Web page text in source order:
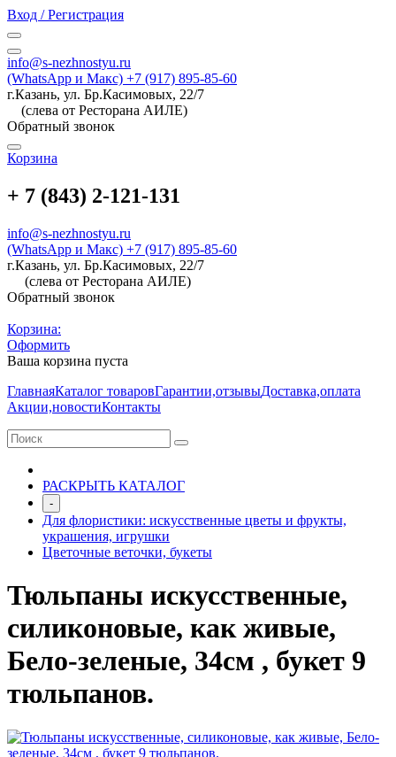
Вход / Регистрация
info@s-nezhnostyu.ru
(WhatsApp и Макс) +7 (917) 895-85-60
г.Казань, ул. Бр.Касимовых, 22/7
(слева от Ресторана АИЛЕ)
Обратный звонок
Корзина
+ 7 (843) 2-121-131
info@s-nezhnostyu.ru
(WhatsApp и Макс) +7 (917) 895-85-60
г.Казань, ул. Бр.Касимовых, 22/7
(слева от Ресторана АИЛЕ)
Обратный звонок
Корзина:
Оформить
Ваша корзина пуста
ГлавнаяКаталог товаровГарантии,отзывыДоставка,оплата
Акции,новостиКонтакты
РАСКРЫТЬ КАТАЛОГ
-
Для флористики: искусственные цветы и фрукты,
украшения, игрушки
Цветочные веточки, букеты
Тюльпаны искусственные,
силиконовые, как живые,
Бело-зеленые, 34см , букет 9
тюльпанов.